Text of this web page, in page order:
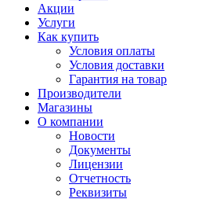
Акции
Услуги
Как купить
Условия оплаты
Условия доставки
Гарантия на товар
Производители
Магазины
О компании
Новости
Документы
Лицензии
Отчетность
Реквизиты